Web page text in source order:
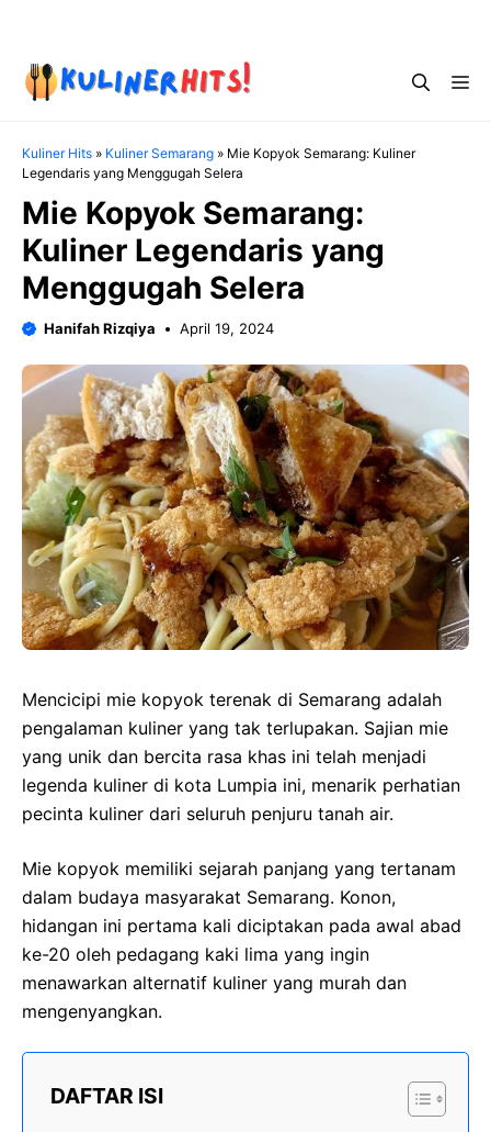
content
Kuliner Hits » Kuliner Semarang » Mie Kopyok Semarang: Kuliner
Legendaris yang Menggugah Selera
Mie Kopyok Semarang:
Kuliner Legendaris yang
Menggugah Selera
Hanifah Rizqiya April 19, 2024
Mencicipi mie kopyok terenak di Semarang adalah
pengalaman kuliner yang tak terlupakan. Sajian mie
yang unik dan bercita rasa khas ini telah menjadi
legenda kuliner di kota Lumpia ini, menarik perhatian
pecinta kuliner dari seluruh penjuru tanah air.
Mie kopyok memiliki sejarah panjang yang tertanam
dalam budaya masyarakat Semarang. Konon,
hidangan ini pertama kali diciptakan pada awal abad
ke-20 oleh pedagang kaki lima yang ingin
menawarkan alternatif kuliner yang murah dan
mengenyangkan.
DAFTAR ISI